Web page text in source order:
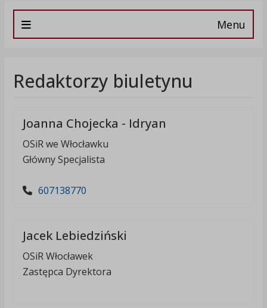
Menu
Redaktorzy biuletynu
Joanna Chojecka - Idryan
OSiR we Włocławku
Główny Specjalista
607138770
Jacek Lebiedziński
OSiR Włocławek
Zastępca Dyrektora